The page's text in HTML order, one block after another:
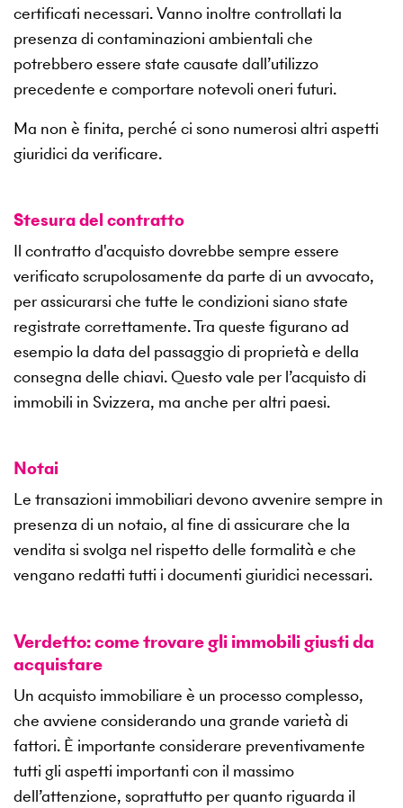
certificati necessari. Vanno inoltre controllati la
presenza di contaminazioni ambientali che
potrebbero essere state causate dall’utilizzo
precedente e comportare notevoli oneri futuri.
Ma non è finita, perché ci sono numerosi altri aspetti
giuridici da verificare.
Stesura del contratto
Il contratto d'acquisto dovrebbe sempre essere
verificato scrupolosamente da parte di un avvocato,
per assicurarsi che tutte le condizioni siano state
registrate correttamente. Tra queste figurano ad
esempio la data del passaggio di proprietà e della
consegna delle chiavi. Questo vale per l’acquisto di
immobili in Svizzera, ma anche per altri paesi.
Notai
Le transazioni immobiliari devono avvenire sempre in
presenza di un notaio, al fine di assicurare che la
vendita si svolga nel rispetto delle formalità e che
vengano redatti tutti i documenti giuridici necessari.
Verdetto: come trovare gli immobili giusti da
acquistare
Un acquisto immobiliare è un processo complesso,
che avviene considerando una grande varietà di
fattori. È importante considerare preventivamente
tutti gli aspetti importanti con il massimo
dell’attenzione, soprattutto per quanto riguarda il